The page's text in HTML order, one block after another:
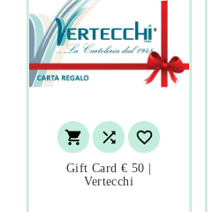
  
Gift Card € 50 |
Vertecchi